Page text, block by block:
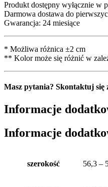
Produkt dostępny wyłącznie w
Darmowa dostawa do
Gwarancja: 24 miesiące
* Możliwa różnica ±2 cm
** Kolor może się różnić w
Masz pytania? Skontaktuj się
Informacje
Informacje
szerokość 56,3 –